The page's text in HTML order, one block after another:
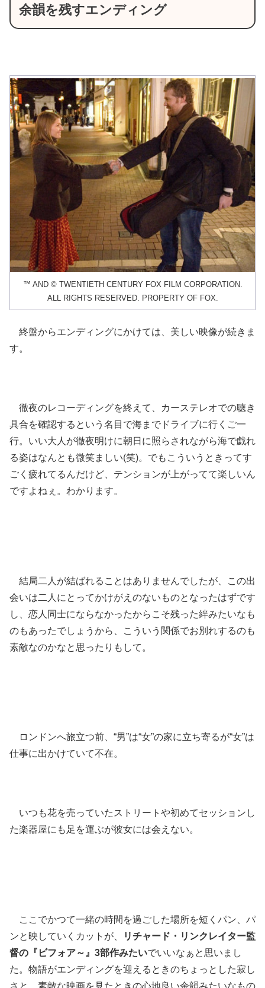
余韻を残すエンディング
™ AND © TWENTIETH CENTURY FOX FILM CORPORATION.
ALL RIGHTS RESERVED. PROPERTY OF FOX.
終盤からエンディングにかけては、美しい映像が続きま
す。
徹夜のレコーディングを終えて、カーステレオでの聴き
具合を確認するという名目で海までドライブに行くご一
行。いい大人が徹夜明けに朝日に照らされながら海で戯れ
る姿はなんとも微笑ましい(笑)。でもこういうときってす
ごく疲れてるんだけど、テンションが上がってて楽しいん
ですよねぇ。わかります。
結局二人が結ばれることはありませんでしたが、この出
会いは二人にとってかけがえのないものとなったはずです
し、恋人同士にならなかったからこそ残った絆みたいなも
のもあったでしょうから、こういう関係でお別れするのも
素敵なのかなと思ったりもして。
ロンドンへ旅立つ前、“男”は“女”の家に立ち寄るが“女”は
仕事に出かけていて不在。
いつも花を売っていたストリートや初めてセッションし
た楽器屋にも足を運ぶが彼女には会えない。
ここでかつて一緒の時間を過ごした場所を短くパン、パ
ンと映していくカットが、
リチャード・リンクレイター監
督の『ビフォア～』3部作みたいでいいなぁと思いまし
た。物語がエンディングを迎えるときのちょっとした寂し
さと、素敵な映画を見たときの心地良い余韻みたいなもの